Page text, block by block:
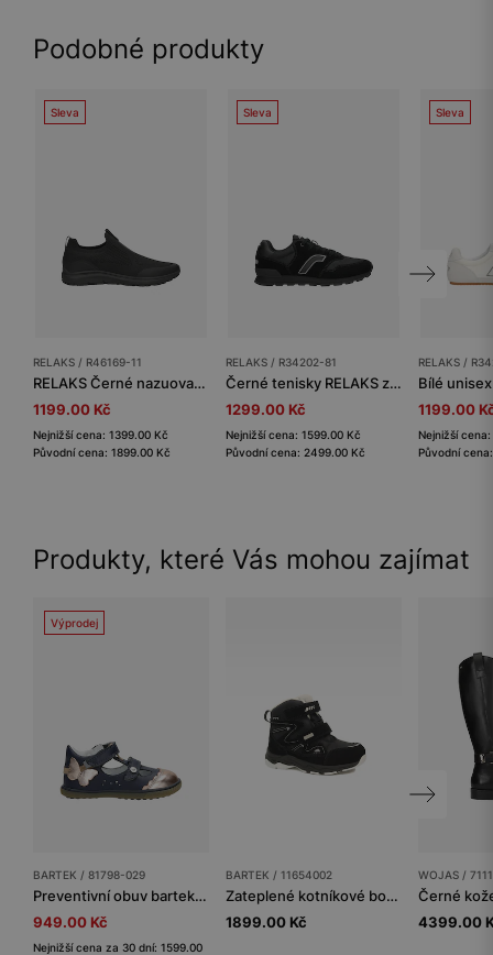
Podobné produkty
Sleva
RELAKS / R46169-11
RELAKS Černé nazuovací tenisky se síťovinou
1199.00 Kč
Nejnižší cena: 1399.00 Kč
Původní cena: 1899.00 Kč
Sleva
RELAKS / R34202-81
Černé tenisky RELAKS z textilního materiálu a semiše
1299.00 Kč
Nejnižší cena: 1599.00 Kč
Původní cena: 2499.00 Kč
Sleva
RELAKS /
1199.00
Nejnižší
Původní
Produkty, které Vás mohou zajímat
Výprodej
BARTEK / 81798-029
Preventivní obuv bartek baby BARTEK 81798-029, pro holčičky, tmavě modro-zlatá
949.00 Kč
Nejnižší cena za 30 dní: 1599.00
BARTEK / 11654002
Zateplené kotníkové boty BARTEK 11654002, černé
1899.00 Kč
WOJAS /
4399.00